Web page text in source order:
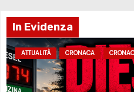
In Evidenza
ATTUALITÀ CRONACA